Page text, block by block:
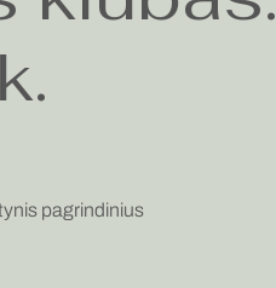
pagrindinius